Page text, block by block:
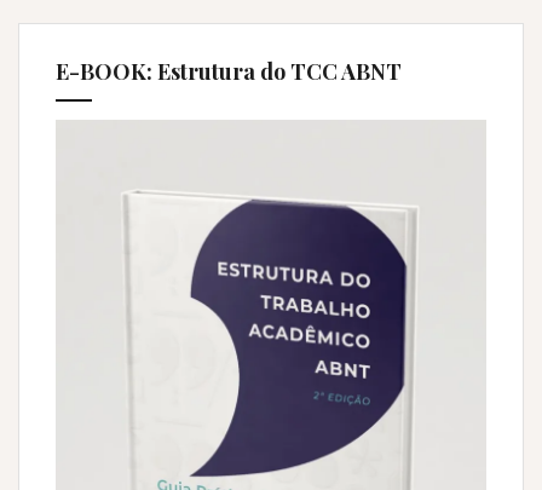
E-BOOK: Estrutura do TCC ABNT